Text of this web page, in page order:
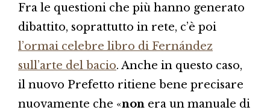
Fra le questioni che più hanno generato
dibattito, soprattutto in rete, c’è poi
l’ormai celebre libro di Fernández
sull’arte del bacio. Anche in questo caso,
il nuovo Prefetto ritiene bene precisare
nuovamente che «non era un manuale di